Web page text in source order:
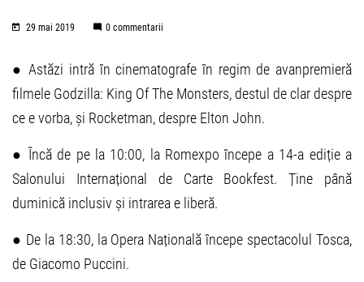
29 mai 2019 0 commentarii
● Astăzi intră în cinematografe în regim de avanpremieră
filmele Godzilla: King Of The Monsters, destul de clar despre
ce e vorba, și Rocketman, despre Elton John.
● Încă de pe la 10:00, la Romexpo începe a 14-a ediție a
Salonului Internațional de Carte Bookfest. Ține până
duminică inclusiv și intrarea e liberă.
● De la 18:30, la Opera Națională începe spectacolul Tosca,
de Giacomo Puccini.